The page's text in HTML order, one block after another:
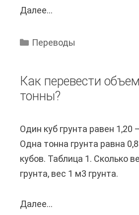
б
п
о
е
р
и
ц
Далее...
к
р
е
е
с
т
и
Переводы
Как перевести
тонны?
Один куб грунта равен 1,20
Одна тонна грунта равна
кубов. Таблица 1. Сколько
грунта, вес 1 м3 грунта.
Далее...